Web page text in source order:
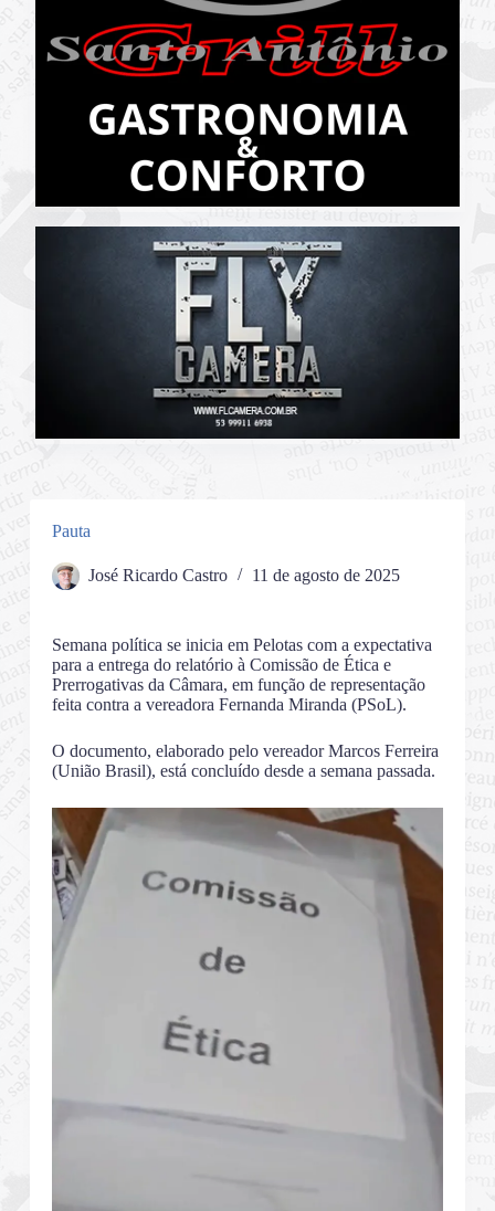
Pauta
José Ricardo Castro 11 de agosto de 2025
Semana política se inicia em Pelotas com a expectativa
para a entrega do relatório à Comissão de Ética e
Prerrogativas da Câmara, em função de representação
feita contra a vereadora Fernanda Miranda (PSoL).
O documento, elaborado pelo vereador Marcos Ferreira
(União Brasil), está concluído desde a semana passada.